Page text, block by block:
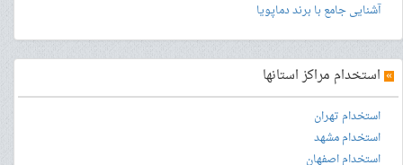
آشنایی جامع با برند دماپویا
» استخدام مراکز استانها
استخدام تهران
استخدام مشهد
استخدام اصفهان